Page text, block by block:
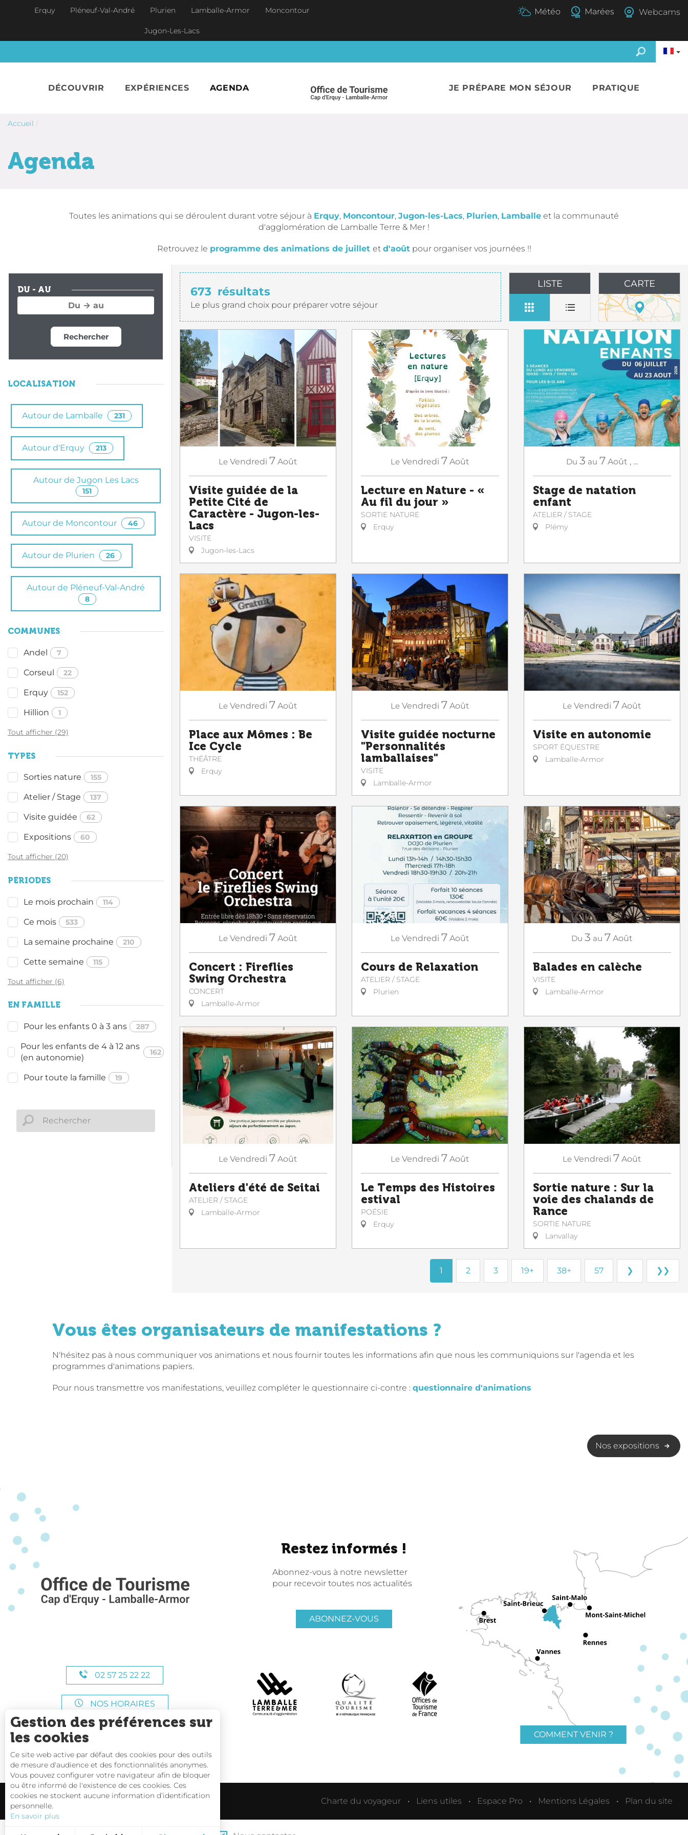
Aller au contenu principal
Erquy Pléneuf-Val-André Plurien Lamballe-Armor Moncontour
Jugon-Les-Lacs
Webcams
DÉCOUVRIR EXPÉRIENCES AGENDA JE PRÉPARE MON SÉJOUR PRATIQUE
Accueil /
Agenda
Toutes les animations qui se déroulent durant votre séjour à Erquy, Moncontour, Jugon-les-Lacs, Plurien, Lamballe et la communauté
d'agglomération de Lamballe Terre & Mer !
Retrouvez le programme des animations de juillet et d'aoûtpour organiser vos journées !!
DU - AU
Rechercher
LOCALISATION
Autour de Lamballe 231
Autour d'Erquy 213
Autour de Jugon Les Lacs
151
Autour de Moncontour 46
Autour de Plurien 26
Autour de Pléneuf-Val-André
8
COMMUNES
Andel 7
Corseul 22
Erquy 152
Hillion 1
Tout afficher (29)
TYPES
Sorties nature 155
Atelier / Stage 137
Visite guidée 62
Expositions 60
Tout afficher (20)
PÉRIODES
Le mois prochain 114
Ce mois 533
La semaine prochaine 210
Cette semaine 115
Tout afficher (6)
EN FAMILLE
Pour les enfants 0 à 3 ans 287
Pour les enfants de 4 à 12 ans
(en autonomie)
162
Pour toute la famille 19
673 résultats
Le plus grand choix pour préparer votre séjour
LISTE CARTE
Le Vendredi 7 Août
Visite guidée de la
Petite Cité de
Caractère - Jugon-les-
Lacs
VISITE
Jugon-les-Lacs
Le Vendredi 7 Août
Lecture en Nature - «
Au fil du jour »
SORTIE NATURE
Erquy
Du 3 au 7 Août , ...
Stage de natation
enfant
ATELIER / STAGE
Plémy
Le Vendredi 7 Août
Place aux Mômes : Be
Ice Cycle
THÉÂTRE
Erquy
Le Vendredi 7 Août
Visite guidée nocturne
"Personnalités
lamballaises"
VISITE
Lamballe-Armor
Le Vendredi 7 Août
Visite en autonomie
SPORT ÉQUESTRE
Lamballe-Armor
Le Vendredi 7 Août
Concert : Fireflies
Swing Orchestra
CONCERT
Lamballe-Armor
Le Vendredi 7 Août
Cours de Relaxation
ATELIER / STAGE
Plurien
Du 3 au 7 Août
Balades en calèche
VISITE
Lamballe-Armor
Le Vendredi 7 Août
Ateliers d'été de Seitai
ATELIER / STAGE
Lamballe-Armor
Le Vendredi 7 Août
Le Temps des Histoires
estival
POÉSIE
Erquy
Le Vendredi 7 Août
Sortie nature : Sur la
voie des chalands de
Rance
SORTIE NATURE
Lanvallay
1 2 3 19+ 38+ 57 ❯ ❯❯
Vous êtes organisateurs de manifestations ?
N'hésitez pas à nous communiquer vos animations et nous fournir toutes les informations afin que nous les communiquions sur l'agenda et les
programmes d'animations papiers.
Pour nous transmettre vos manifestations, veuillez compléter le questionnaire ci-contre : questionnaire d'animations
Nos expositions
02 57 25 22 22
NOS HORAIRES
Restez informés !
Abonnez-vous à notre newsletter
pour recevoir toutes nos actualités
ABONNEZ-VOUS
COMMENT VENIR ?
Charte du voyageur Liens utiles Espace Pro Mentions Légales Plan du site
Gestion des préférences sur
les cookies
Ce site web active par défaut des cookies pour des outils
de mesure d'audience et des fonctionnalités anonymes.
Vous pouvez configurer votre navigateur afin de bloquer
ou être informé de l'existence de ces cookies. Ces
cookies ne stockent aucune information d’identification
personnelle.
En savoir plus